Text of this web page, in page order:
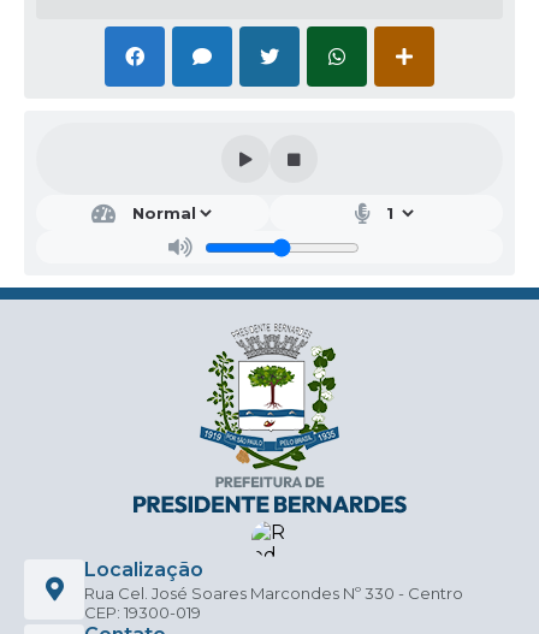
Localização
Rua Cel. José Soares Marcondes Nº 330 - Centro
CEP: 19300-019